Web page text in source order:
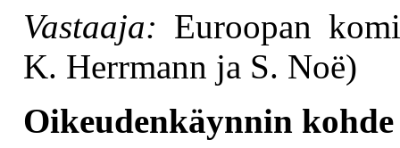
Vastaaja: Euroopan
K. Herrmann ja S. Noë)
Oikeudenkäynnin kohde